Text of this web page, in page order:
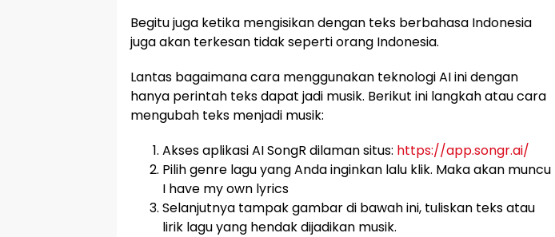
Begitu juga ketika mengisikan dengan teks berbahasa Indonesia
juga akan terkesan tidak seperti orang Indonesia.
Lantas bagaimana cara menggunakan teknologi AI ini dengan
hanya perintah teks dapat jadi musik. Berikut ini langkah atau cara
mengubah teks menjadi musik:
Akses aplikasi AI SongR dilaman situs: https://app.songr.ai/
Pilih genre lagu yang Anda inginkan lalu klik. Maka akan muncu
I have my own lyrics
Selanjutnya tampak gambar di bawah ini, tuliskan teks atau
lirik lagu yang hendak dijadikan musik.